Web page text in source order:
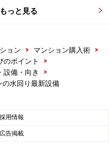
っと見る
ョン > マンション購入術
>
のポイント
>
設備・向き
>
水回り最新設備
採用情報
広告掲載